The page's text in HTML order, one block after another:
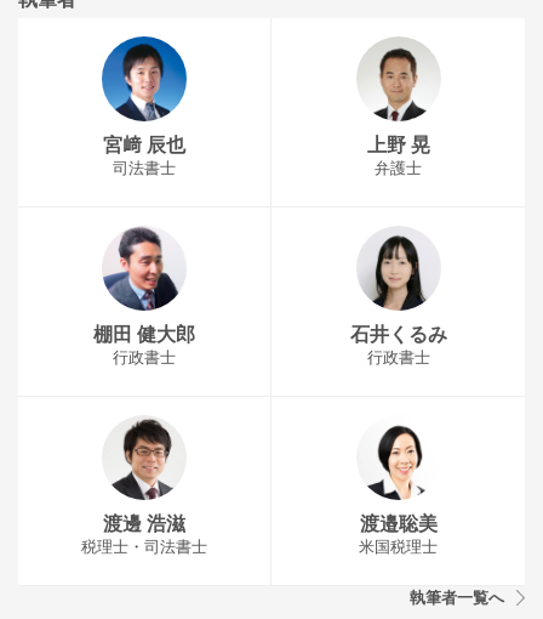
宮﨑 辰也
司法書士
上野 晃
弁護士
棚田 健大郎
行政書士
石井くるみ
行政書士
渡邊 浩滋
税理士・司法書士
渡邉聡美
米国税理士
執筆者一覧へ